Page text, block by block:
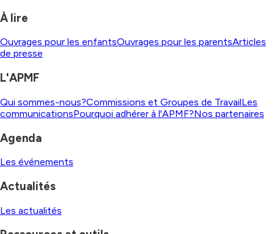
À lire
Ouvrages pour les enfantsOuvrages pour les parentsArticles
de presse
L'APMF
Qui sommes-nous?Commissions et Groupes de TravailLes
communicationsPourquoi adhérer à l'APMF?Nos partenaires
Agenda
Les événements
Actualités
Les actualités